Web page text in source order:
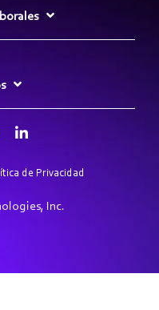
de Privacidad
Inc.